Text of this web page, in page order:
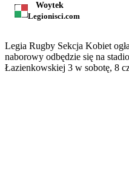
Woytek
Legionisci.com
Legia Rugby Sekcja Kobiet
naborowy odbędzie się na
Łazienkowskiej 3 w sobotę, 8